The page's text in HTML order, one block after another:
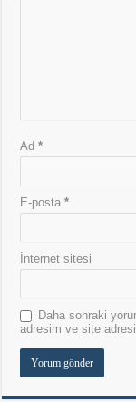
Ad*
E-posta*
İnternet sitesi
Daha sonraki
adresim ve site